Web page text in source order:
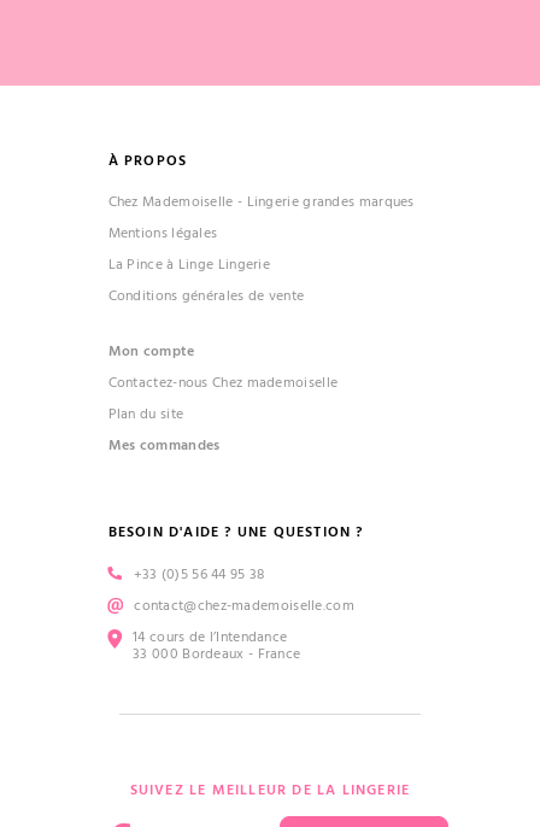
(1 avis)
À PROPOS
Chez Mademoiselle - Lingerie grandes marques
Mentions légales
La Pince à Linge Lingerie
Conditions générales de vente
Mon compte
Contactez-nous Chez mademoiselle
Plan du site
Mes commandes
BESOIN D'AIDE ? UNE QUESTION ?
+33 (0)5 56 44 95 38
contact@chez-mademoiselle.com
14 cours de l’Intendance
33 000 Bordeaux - France
SUIVEZ LE MEILLEUR DE LA LINGERIE